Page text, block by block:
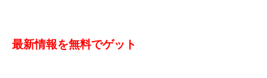
最新情報を無料でゲット